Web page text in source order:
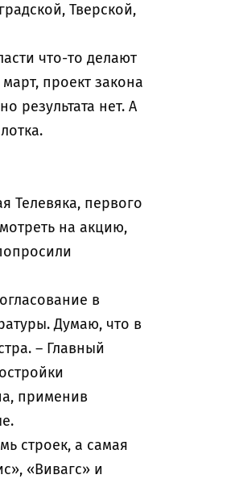
Тверской,
что-то делают
проект закона
результата нет. А
Телевяка, первого
на акцию,
в
Думаю, что в
– Главный
применив
строек, а самая
«Вивагс» и